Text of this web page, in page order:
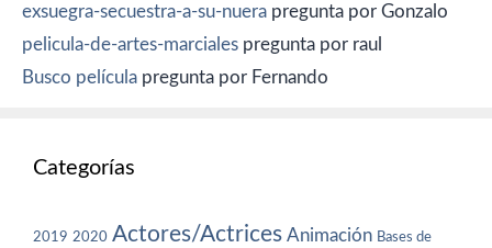
exsuegra-secuestra-a-su-nuera pregunta por Gonzalo
pelicula-de-artes-marciales pregunta por raul
Busco película pregunta por Fernando
Categorías
2019 2020 Actores/Actrices Animación Bases de